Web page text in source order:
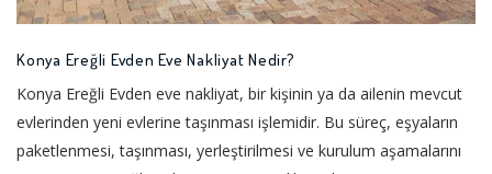
Konya Ereğli Evden Eve Nakliyat Nedir?
Konya Ereğli Evden eve nakliyat, bir kişinin ya da ailenin mevcut
evlerinden yeni evlerine taşınması işlemidir. Bu süreç, eşyaların
paketlenmesi, taşınması, yerleştirilmesi ve kurulum aşamalarını